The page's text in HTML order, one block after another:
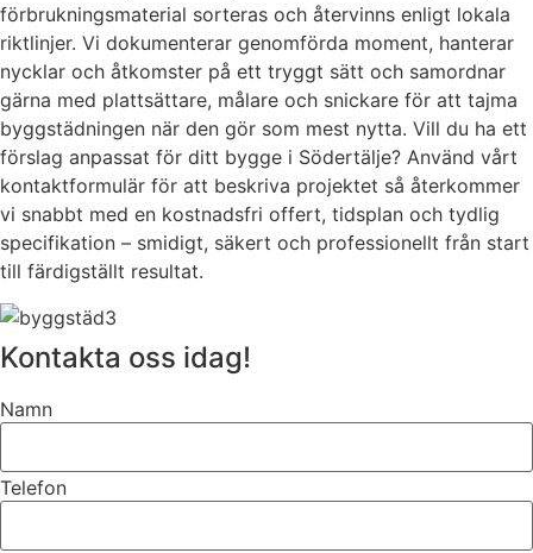
förbrukningsmaterial sorteras och återvinns enligt lokala
riktlinjer. Vi dokumenterar genomförda moment, hanterar
nycklar och åtkomster på ett tryggt sätt och samordnar
gärna med plattsättare, målare och snickare för att tajma
byggstädningen när den gör som mest nytta. Vill du ha ett
förslag anpassat för ditt bygge i Södertälje? Använd vårt
kontaktformulär för att beskriva projektet så återkommer
vi snabbt med en kostnadsfri offert, tidsplan och tydlig
specifikation – smidigt, säkert och professionellt från start
till färdigställt resultat.
Kontakta oss idag!
Namn
Telefon